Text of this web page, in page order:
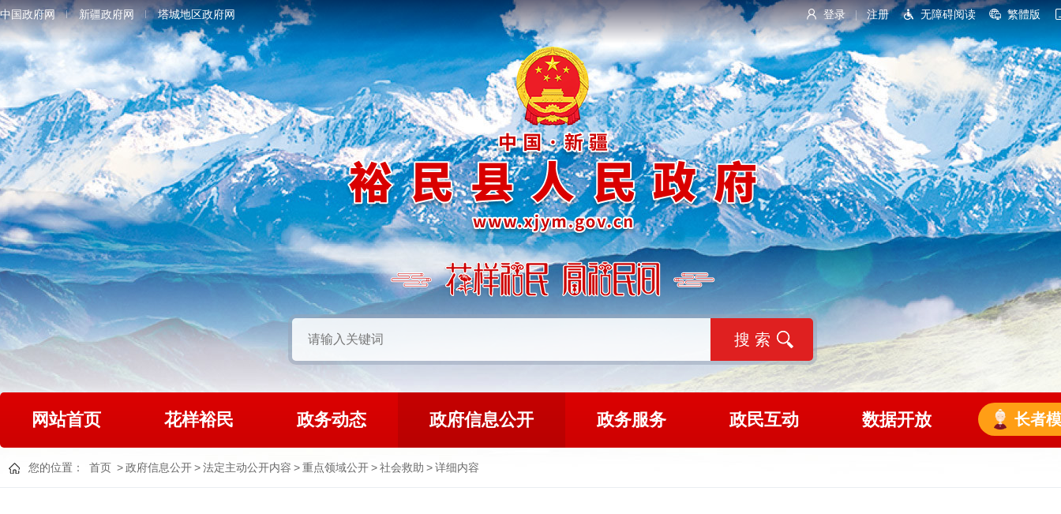
登录 注册 无障碍阅读 繁體版
中国政府网 新疆政府网 塔城地区政府网
网站首页 花样裕民 政务动态 政府信息公开 政务服务 政民互动 数据开放 长者
您的位置： 首页 >政府信息公开>法定主动公开内容 >重点领域公开>社会救助 >详细内容